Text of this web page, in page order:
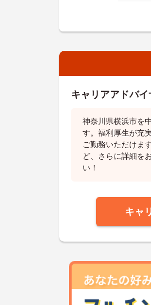
キャリアアドバ
神奈川県横浜市を
す。福利厚生が充
ご勤務いただけま
ど、さらに詳細を
い！
キャ